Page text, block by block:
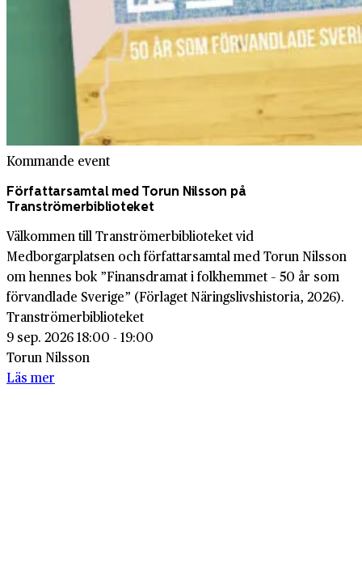
Kommande event
Författarsamtal med Torun Nilsson på
Tranströmerbiblioteket
Välkommen till Tranströmerbiblioteket vid
Medborgarplatsen och författarsamtal med Torun Nilsson
om hennes bok ”Finansdramat i folkhemmet – 50 år som
förvandlade Sverige” (Förlaget Näringslivshistoria, 2026).
Tranströmerbiblioteket
9 sep. 2026 18:00 - 19:00
Torun Nilsson
Läs mer